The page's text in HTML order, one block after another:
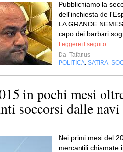
Pubblichiamo la
dell'inchiesta de
LA GRANDE
capo dei barbari
Leggere il seguito
Da Tafanus
POLITICA SATIRA
in pochi mesi
soccorsi dalle
Nei primi mesi del
mercantili chiamate